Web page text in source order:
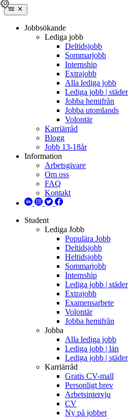
Jobbsökande
Lediga jobb
Deltidsjobb
Sommarjobb
Internship
Extrajobb
Alla lediga jobb
Lediga jobb | städer
Jobba hemifrån
Jobba utomlands
Volontär
Karriärråd
Blogg
Jobb 13-18år
Information
Arbetsgivare
Om oss
FAQ
Kontakt
Student
Lediga Jobb
Populära Jobb
Deltidsjobb
Heltidsjobb
Sommarjobb
Internship
Lediga jobb | städer
Extrajobb
Examensarbete
Volontär
Jobba hemifrån
Jobba
Alla lediga jobb
Lediga jobb | län
Lediga jobb | städer
Karriärråd
Gratis CV-mall
Personligt brev
Arbetsintervju
CV
Ny på jobbet